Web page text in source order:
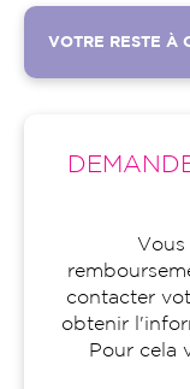
VOTRE RESTE À
Vous
contacter
obtenir
Pour cela